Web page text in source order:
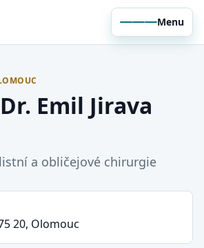
Menu
Emil Jirava
a obličejové chirurgie
20, Olomouc